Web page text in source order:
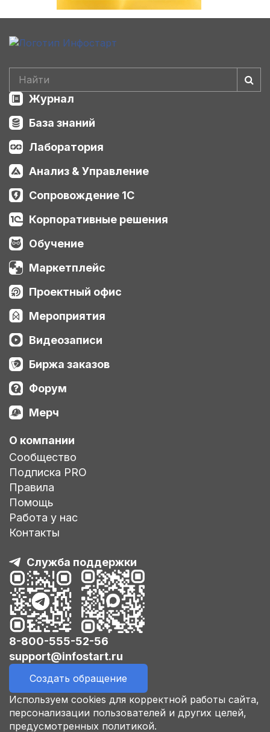
Журнал
База знаний
Лаборатория
Анализ & Управление
Сопровождение 1С
Корпоративные решения
Обучение
Маркетплейс
Проектный офис
Мероприятия
Видеозаписи
Биржа заказов
Форум
Мерч
О компании
Сообщество
Подписка PRO
Правила
Помощь
Работа у нас
Контакты
Служба поддержки
8-800-555-52-56
support@infostart.ru
Создать обращение
Используем cookies для корректной работы сайта,
персонализации пользователей и других целей,
предусмотренных политикой.